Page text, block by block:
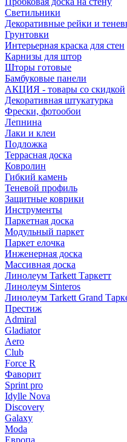
Светильники
Декоративные рейки и
Грунтовки
Интерьерная краска для стен
Карнизы для штор
Шторы готовые
Бамбуковые панели
АКЦИЯ - товары со скидкой
Декоративная штукатурка
Фрески, фотообои
Лепнина
Лаки и клеи
Подложка
Террасная доска
Ковролин
Гибкий камень
Теневой профиль
Защитные коврики
Инструменты
Паркетная доска
Модульный паркет
Паркет елочка
Инженерная доска
Массивная доска
Линолеум Tarkett Таркетт
Линолеум Sinteros
Линолеум Tarkett Grand
Престиж
Admiral
Gladiator
Aero
Club
Force R
Фаворит
Sprint pro
Idylle Nova
Discovery
Galaxy
Moda
Европа